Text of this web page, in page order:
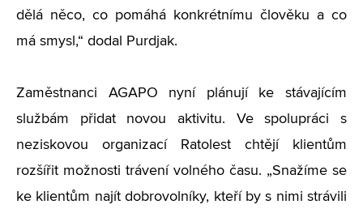
dělá něco, co pomáhá konkrétnímu člověku a co
má smysl,“ dodal Purdjak.
Zaměstnanci AGAPO nyní plánují ke stávajícím
službám přidat novou aktivitu. Ve spolupráci s
neziskovou organizací Ratolest chtějí klientům
rozšířit možnosti trávení volného času. „Snažíme se
ke klientům najít dobrovolníky, kteří by s nimi strávili